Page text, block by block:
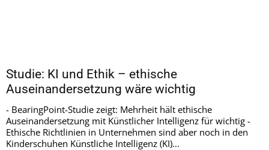
Studie: KI und Ethik – ethische
Auseinandersetzung wäre wichtig
- BearingPoint-Studie zeigt: Mehrheit hält ethische
Auseinandersetzung mit Künstlicher Intelligenz für wichtig -
Ethische Richtlinien in Unternehmen sind aber noch in den
Kinderschuhen Künstliche Intelligenz (KI)...